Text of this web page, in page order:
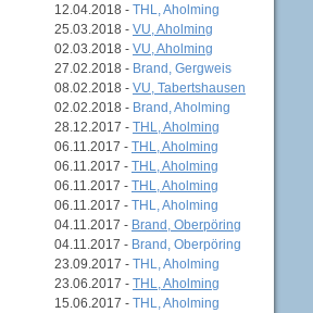
12.04.2018 - THL, Aholming
25.03.2018 - VU, Aholming
02.03.2018 - VU, Aholming
27.02.2018 - Brand, Gergweis
08.02.2018 - VU, Tabertshausen
02.02.2018 - Brand, Aholming
28.12.2017 - THL, Aholming
06.11.2017 - THL, Aholming
06.11.2017 - THL, Aholming
06.11.2017 - THL, Aholming
06.11.2017 - THL, Aholming
04.11.2017 - Brand, Oberpöring
04.11.2017 - Brand, Oberpöring
23.09.2017 - THL, Aholming
23.06.2017 - THL, Aholming
15.06.2017 - THL, Aholming